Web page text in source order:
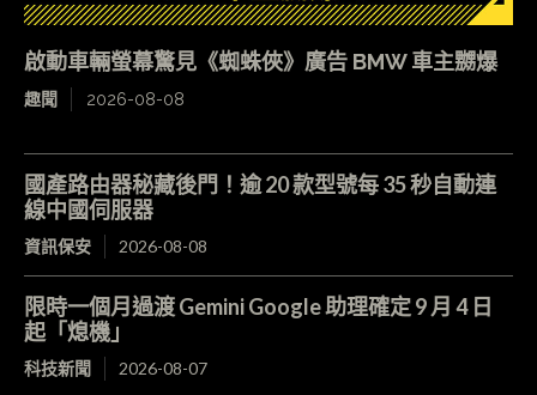
啟動車輛螢幕驚見《蜘蛛俠》廣告 BMW 車主嬲爆
趣聞 2026-08-08
國產路由器秘藏後門！逾 20 款型號每 35 秒自動連
線中國伺服器
資訊保安 2026-08-08
限時一個月過渡 Gemini Google 助理確定 9 月 4 日
起「熄機」
科技新聞 2026-08-07